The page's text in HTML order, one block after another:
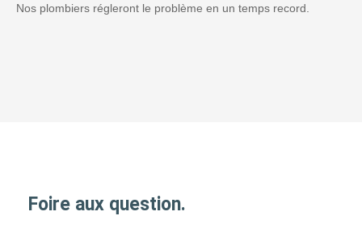
Nos plombiers régleront le problème en un temps record.
Foire aux question.